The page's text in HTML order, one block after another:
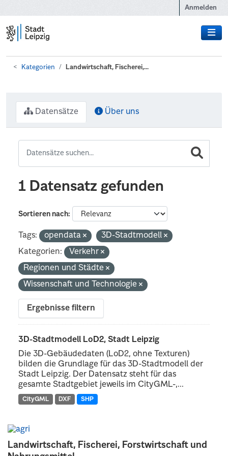
Anmelden
Kategorien Landwirtschaft, Fischerei,...
Landwirtschaft, Fischerei, Forstwirtschaft und
Datensätze Über uns
1 Datensatz gefunden
Sortieren nach
Tags: opendata
3D-Stadtmodell
Kategorien:
Verkehr
Regionen und Städte
Wissenschaft und Technologie
Ergebnisse filtern
3D-Stadtmodell LoD2, Stadt Leipzig
Die 3D-Gebäudedaten (LoD2, ohne Texturen)
bilden die Grundlage für das 3D-Stadtmodell der
Stadt Leipzig. Der Datensatz steht für das
gesamte Stadtgebiet jeweils im CityGML-,...
CityGML DXF SHP